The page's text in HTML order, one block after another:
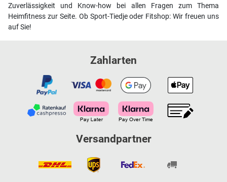
Zuverlässigkeit und Know-how bei allen Fragen zum Thema
Heimfitness zur Seite. Ob Sport-Tiedje oder Fitshop: Wir freuen uns
auf Sie!
Zahlarten
Versandpartner